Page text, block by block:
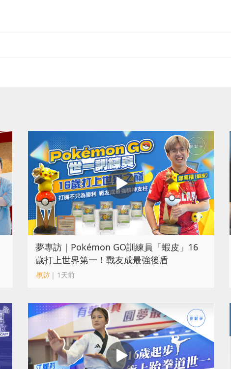
夢專訪｜Pokémon GO訓練員「蝦皮」16
歲打上世界第一！戰友成最強後盾
專訪| 1天前